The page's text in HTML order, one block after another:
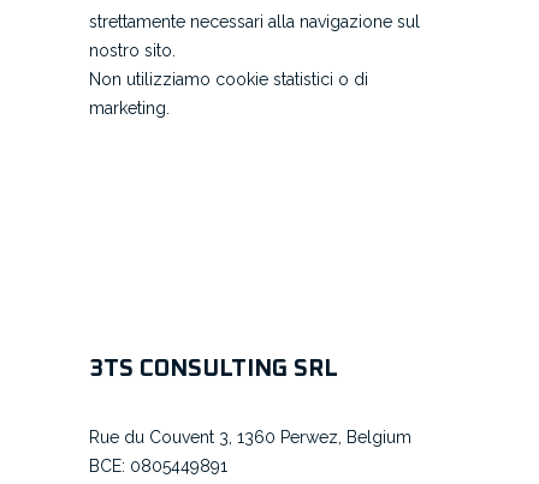
strettamente necessari alla navigazione sul
nostro sito.
Non utilizziamo cookie statistici o di
marketing.
3TS CONSULTING SRL
Rue du Couvent 3, 1360 Perwez, Belgium
BCE: 0805449891